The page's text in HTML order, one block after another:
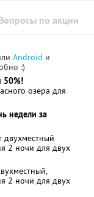
по акции
Android и
:)
50%!
озера для
недели за
двухместный
2 ночи для двух
2 ночи для двух